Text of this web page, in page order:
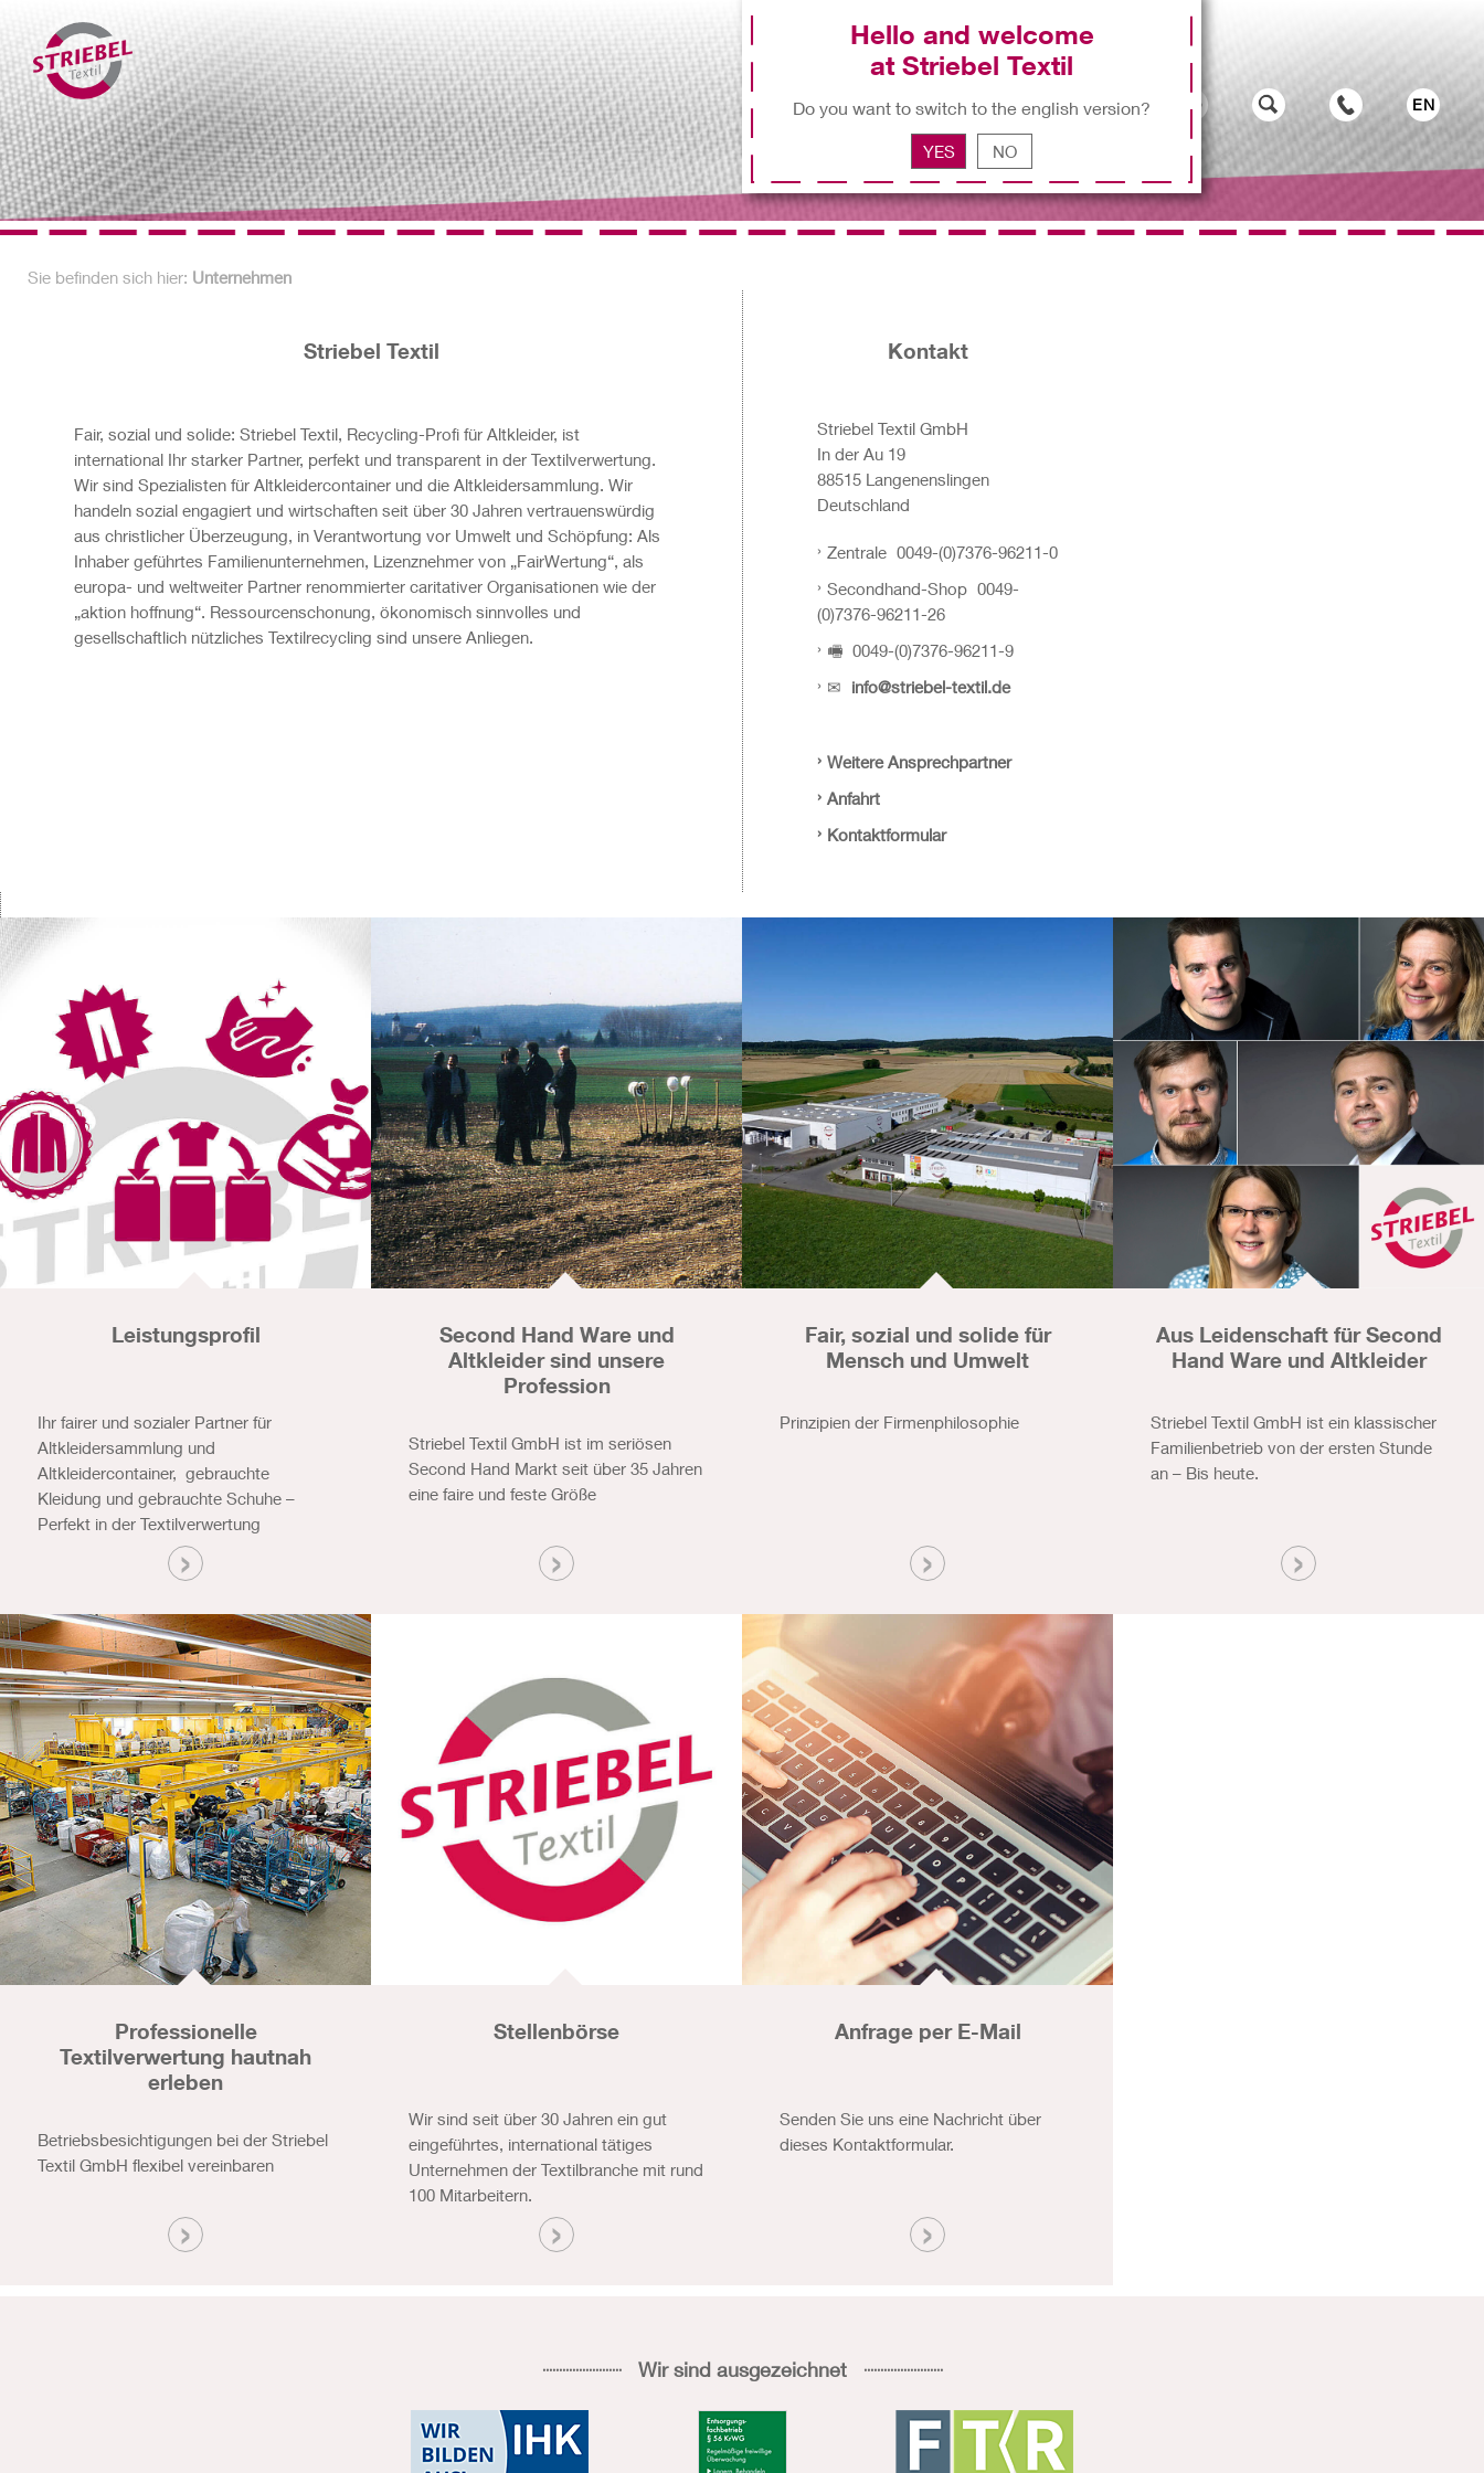
EN
Hello and welcome
at Striebel Textil
Do you want to switch to the english version?
YES NO
Sie befinden sich hier: Unternehmen
Striebel Textil
Fair, sozial und solide: Striebel Textil, Recycling-Profi für Altkleider, ist
international Ihr starker Partner, perfekt und transparent in der Textilverwertung.
Wir sind Spezialisten für Altkleidercontainer und die Altkleidersammlung. Wir
handeln sozial engagiert und wirtschaften seit über 30 Jahren vertrauenswürdig
aus christlicher Überzeugung, in Verantwortung vor Umwelt und Schöpfung: Als
Inhaber geführtes Familienunternehmen, Lizenznehmer von „FairWertung“, als
europa- und weltweiter Partner renommierter caritativer Organisationen wie der
„aktion hoffnung“. Ressourcenschonung, ökonomisch sinnvolles und
gesellschaftlich nützliches Textilrecycling sind unsere Anliegen.
Kontakt
Striebel Textil GmbH
In der Au 19
88515 Langenenslingen
Deutschland
Zentrale 0049-(0)7376-96211-0
Secondhand-Shop 0049-
(0)7376-96211-26
🖷 0049-(0)7376-96211-9
✉
info@striebel-textil.de
Weitere Ansprechpartner
Anfahrt
Kontaktformular
Leistungsprofil
Ihr fairer und sozialer Partner für
Altkleidersammlung und
Altkleidercontainer, gebrauchte
Kleidung und gebrauchte Schuhe –
Perfekt in der Textilverwertung
Second Hand Ware und
Altkleider sind unsere
Profession
Striebel Textil GmbH ist im seriösen
Second Hand Markt seit über 35 Jahren
eine faire und feste Größe
Fair, sozial und solide für
Mensch und Umwelt
Prinzipien der Firmenphilosophie
Aus Leidenschaft für Second
Hand Ware und Altkleider
Striebel Textil GmbH ist ein klassischer
Familienbetrieb von der ersten Stunde
an – Bis heute.
Professionelle
Textilverwertung hautnah
erleben
Betriebsbesichtigungen bei der Striebel
Textil GmbH flexibel vereinbaren
Stellenbörse
Wir sind seit über 30 Jahren ein gut
eingeführtes, international tätiges
Unternehmen der Textilbranche mit rund
100 Mitarbeitern.
Anfrage per E-Mail
Senden Sie uns eine Nachricht über
dieses Kontaktformular.
Wir sind ausgezeichnet